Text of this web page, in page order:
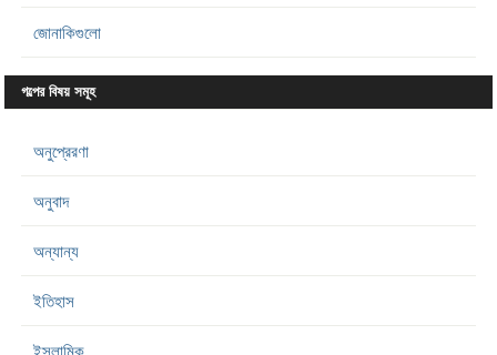
জোনাকিগুলো
গল্পের বিষয় সমূহ
অনুপ্রেরণা
অনুবাদ
অন্যান্য
ইতিহাস